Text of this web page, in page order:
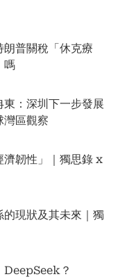
普關稅「休克療
嗎
：深圳下一步發展
灣區觀察
濟韌性」｜獨思錄 x
的現狀及其未來｜獨
DeepSeek？